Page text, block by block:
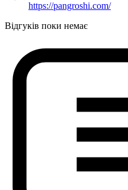
https://pangroshi.com/
Відгуків поки немає